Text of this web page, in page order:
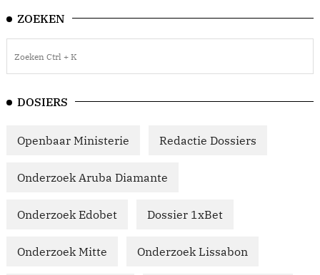
ZOEKEN
DOSIERS
Openbaar Ministerie Redactie Dossiers
Onderzoek Aruba Diamante
Onderzoek Edobet Dossier 1xBet
Onderzoek Mitte Onderzoek Lissabon